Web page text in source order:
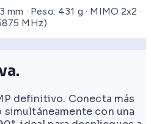
· Peso: 431 g · MIMO 2x2 ·
MHz)
definitivo. Conecta más
con una